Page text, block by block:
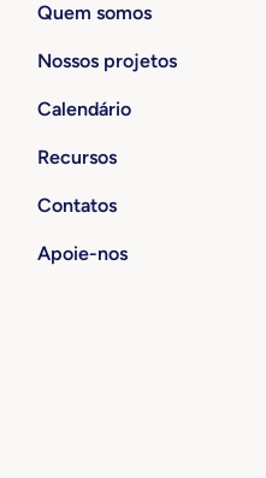
Quem somos
Nossos projetos
Calendário
Recursos
Contatos
Apoie-nos